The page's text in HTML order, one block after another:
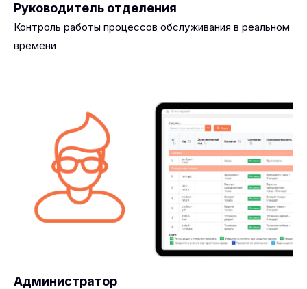
Руководитель отделения
Контроль работы процессов обслуживания в реальном
времени
Администратор